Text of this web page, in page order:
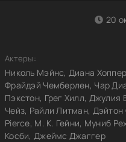
20
Актеры:
Николь Мэйнс, Диана
Фрайдэй Чемберлен, Чар
Пэкстон, Грег Хилл, Джулия
Чейз, Райли Литман,
Pierce, М. К. Гейни, Муниб
Косби, Джеймс Джаггер